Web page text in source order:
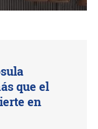
que el
en